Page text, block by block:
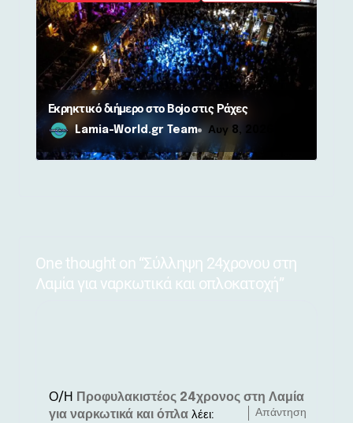
Εκρηκτικό διήμερο στο Bojo στις Ράχες
Lamia-World.gr Team Αυγ 8, 2026
One thought on “Σύλληψη 24χρονου στη
Λαμία για ναρκωτικά και οπλοκατοχή”
Ο/Η Προφυλακιστέος 24χρονος στη Λαμία
για ναρκωτικά και όπλα λέει: Απάντηση